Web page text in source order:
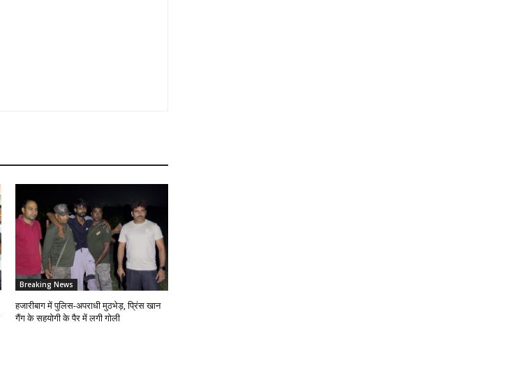
Breaking News
हजारीबाग में पुलिस-अपराधी मुठभेड़, प्रिंस खान
गैंग के सहयोगी के पैर में लगी गोली